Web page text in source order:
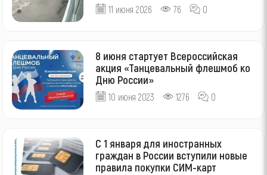
11 июня 2026 76 0
8 июня стартует Всероссийская
акция «Танцевальный флешмоб ко
Дню России»
10 июня 2023 1276 0
С 1 января для иностранных
граждан в России вступили новые
правила покупки СИМ-карт